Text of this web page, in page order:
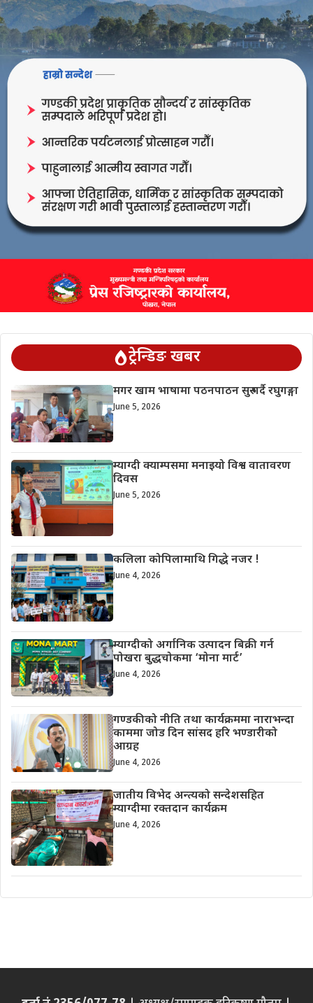
ट्रेन्डिङ खबर
मगर खाम भाषामा पठनपाठन सुरु गर्दै रघुगङ्गा
June 5, 2026
म्याग्दी क्याम्पसमा मनाइयो विश्व वातावरण
दिवस
June 5, 2026
कलिला कोपिलामाथि गिद्धे नजर !
June 4, 2026
म्याग्दीको अर्गानिक उत्पादन बिक्री गर्न
पोखरा बुद्धचोकमा ‘मोना मार्ट’
June 4, 2026
गण्डकीको नीति तथा कार्यक्रममा नाराभन्दा
काममा जोड दिन सांसद हरि भण्डारीको
आग्रह
June 4, 2026
जातीय विभेद अन्त्यको सन्देशसहित
म्याग्दीमा रक्तदान कार्यक्रम
June 4, 2026